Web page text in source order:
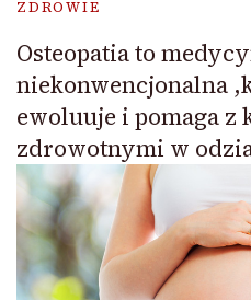
ZDROWIE
Osteopatia to
niekonwencjonalna
ewoluuje i pomaga z
zdrowotnymi w